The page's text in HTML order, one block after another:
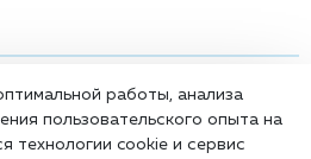
является публичной офертой,
характер, и не служит для
лечения.
работы, анализа
пользовательского опыта на
технологии cookie и сервис